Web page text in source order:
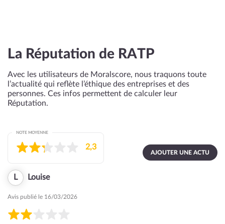
La Réputation de RATP
Avec les utilisateurs de Moralscore, nous traquons toute
l’actualité qui reflète l’éthique des entreprises et des
personnes. Ces infos permettent de calculer leur
Réputation.
AJOUTER UNE ACTU
NOTE MOYENNE
2,3
L Louise
Avis publié le 16/03/2026